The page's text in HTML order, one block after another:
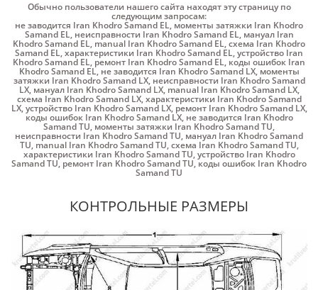
Обычно пользователи нашего сайта находят эту страницу по
следующим запросам:
не заводится Iran Khodro Samand EL, моменты затяжки Iran Khodro
Samand EL, неисправности Iran Khodro Samand EL, мануал Iran
Khodro Samand EL, manual Iran Khodro Samand EL,схема Iran Khodro
Samand EL,характеристики Iran Khodro Samand EL,устройство Iran
Khodro Samand EL, ремонт Iran Khodro Samand EL, коды ошибок Iran
Khodro Samand EL, не заводится Iran Khodro Samand LX, моменты
затяжки Iran Khodro Samand LX, неисправности Iran Khodro Samand
LX, мануал Iran Khodro Samand LX, manual Iran Khodro Samand LX,
схема Iran Khodro Samand LX,характеристики Iran Khodro Samand
LX,устройство Iran Khodro Samand LX, ремонт Iran Khodro Samand LX,
коды ошибок Iran Khodro Samand LX, не заводится Iran Khodro
Samand TU, моменты затяжки Iran Khodro Samand TU,
неисправности Iran Khodro Samand TU, мануал Iran Khodro Samand
TU, manual Iran Khodro Samand TU,схема Iran Khodro Samand TU,
характеристики Iran Khodro Samand TU,устройство Iran Khodro
Samand TU, ремонт Iran Khodro Samand TU,коды ошибок Iran Khodro
Samand TU
КОНТРОЛЬНЫЕ РАЗМЕРЫ